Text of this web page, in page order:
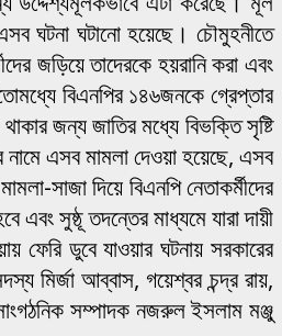
ঘটনা ঘটানো হয়েছে। চৌমুহনীতে
জড়িয়ে তাদেরকে হয়রানি করা এবং
বিএনপির ১৪৬জনকে গ্রেপ্তার
জন্য জাতির মধ্যে বিভক্তি সৃষ্টি
এসব মামলা দেওয়া হয়েছে, এসব
সাজা দিয়ে বিএনপি নেতাকর্মীদের
এবং সুষ্ঠূ তদন্তের মাধ্যমে যারা দায়ী
ফেরি ডুবে যাওয়ার ঘটনায় সরকারের
মির্জা আব্বাস, গয়েশ্বর চন্দ্র রায়,
সম্পাদক নজরুল ইসলাম মঞ্জু